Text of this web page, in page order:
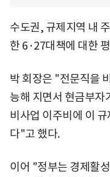
수도권, 규제지역 내
한 6·27대책에 대한
박 회장은 "전문직을
능해 지면서 현금부
비사업 이주비에 이
다"고 했다.
이어 "정부는 경제활